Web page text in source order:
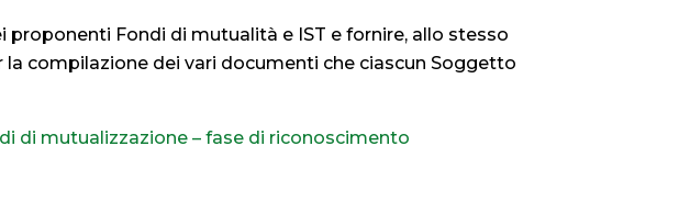
Fondi di mutualità e IST e fornire, allo stesso
compilazione dei vari documenti che ciascun Soggetto
di mutualizzazione – fase di riconoscimento